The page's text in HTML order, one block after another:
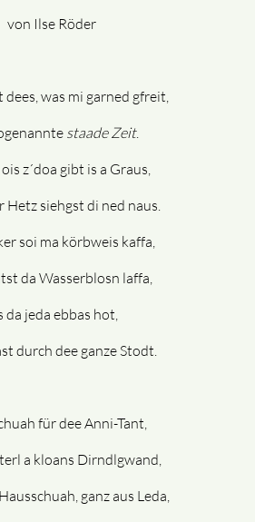
von Ilse Röder
dees, was mi garned gfreit,
staade Zeit.
z´doa gibt is a Graus,
Hetz siehgst di ned naus.
soi ma körbweis kaffa,
da Wasserblosn laffa,
da jeda ebbas hot,
durch dee ganze Stodt.
für dee Anni-Tant,
a kloans Dirndlgwand,
ganz aus Leda,